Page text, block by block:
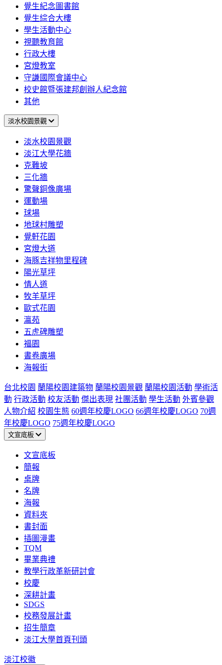
覺生紀念圖書館
覺生綜合大樓
學生活動中心
視聽教育館
行政大樓
宮燈教室
守謙國際會議中心
校史館暨張建邦創辦人紀念館
其他
淡水校園景觀
淡水校園景觀
淡江大學花牆
克難坡
三化牆
驚聲銅像廣場
運動場
球場
地球村雕塑
覺軒花園
宮燈大道
海豚吉祥物里程碑
陽光草坪
情人道
牧羊草坪
歐式花園
瀛苑
五虎碑雕塑
福園
書卷廣場
海報街
台北校園 蘭陽校園建築物 蘭陽校園景觀 蘭陽校園活動 學術活
動 行政活動 校友活動 傑出表現 社團活動 學生活動 外賓參觀
人物介紹 校園生態 60週年校慶LOGO 66週年校慶LOGO 70週
年校慶LOGO 75週年校慶LOGO
文宣底板
文宣底板
簡報
桌牌
名牌
海報
資料夾
書封面
插圖漫畫
TQM
畢業典禮
教學行政革新研討會
校慶
深耕計畫
SDGS
校務發展計畫
招生簡章
淡江大學首頁刊頭
淡江校徽